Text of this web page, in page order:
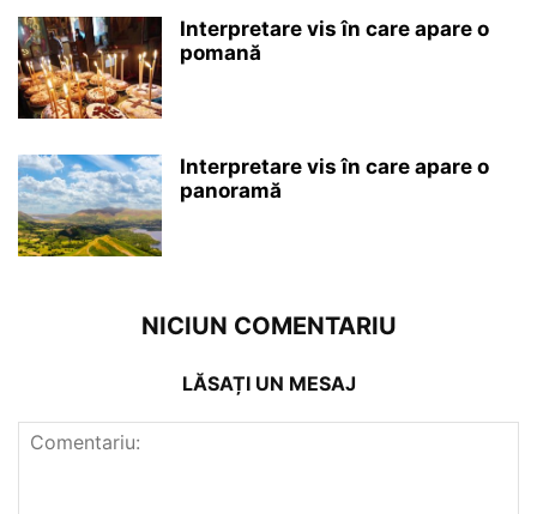
Interpretare vis în care apare o
pomană
Interpretare vis în care apare o
panoramă
NICIUN COMENTARIU
LĂSAȚI UN MESAJ